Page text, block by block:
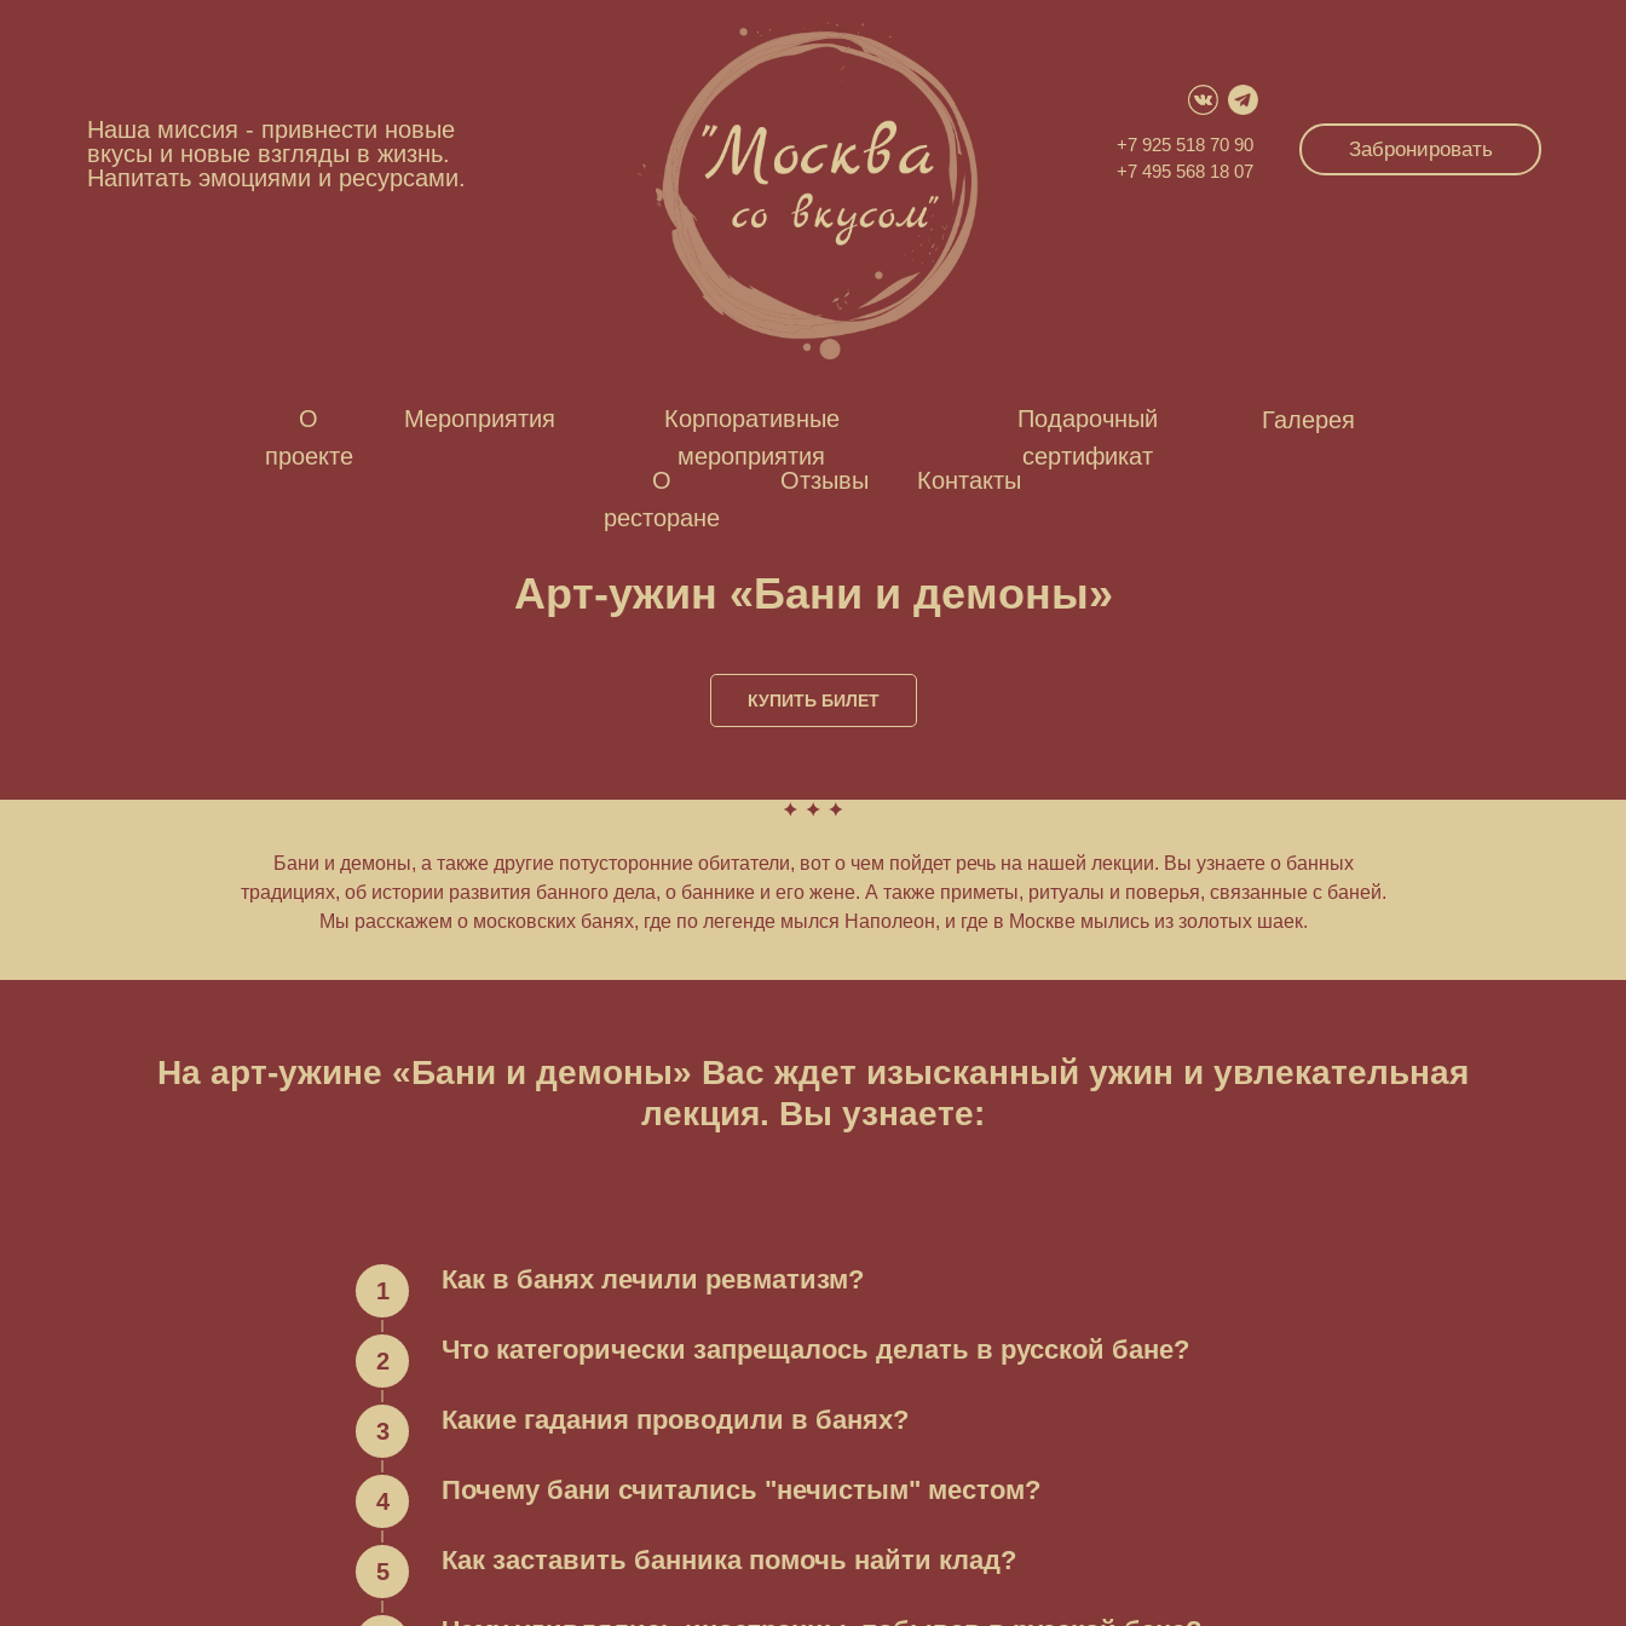
О
ресторане
Контакты
Отзывы
Забронировать
Наша миссия - привнести новые
вкусы и новые взгляды в жизнь.
Напитать эмоциями и ресурсами.
+7 925 518 70 90
+7 495 568 18 07
Мероприятия
О
проекте
Галерея
Корпоративные
мероприятия
Подарочный
сертификат
Арт-ужин «Бани и демоны»
КУПИТЬ БИЛЕТ
Бани и демоны, а также другие потусторонние обитатели, вот о чем пойдет речь на нашей лекции. Вы узнаете о банных
традициях, об истории развития банного дела, о баннике и его жене. А также приметы, ритуалы и поверья, связанные с баней.
Мы расскажем о московских банях, где по легенде мылся Наполеон, и где в Москве мылись из золотых шаек.
На арт-ужине «Бани и демоны» Вас ждет изысканный ужин и увлекательная
лекция. Вы узнаете:
Как в банях лечили ревматизм?
Что категорически запрещалось делать в русской бане?
Какие гадания проводили в банях?
Почему бани считались "нечистым" местом?
Как заставить банника помочь найти клад?